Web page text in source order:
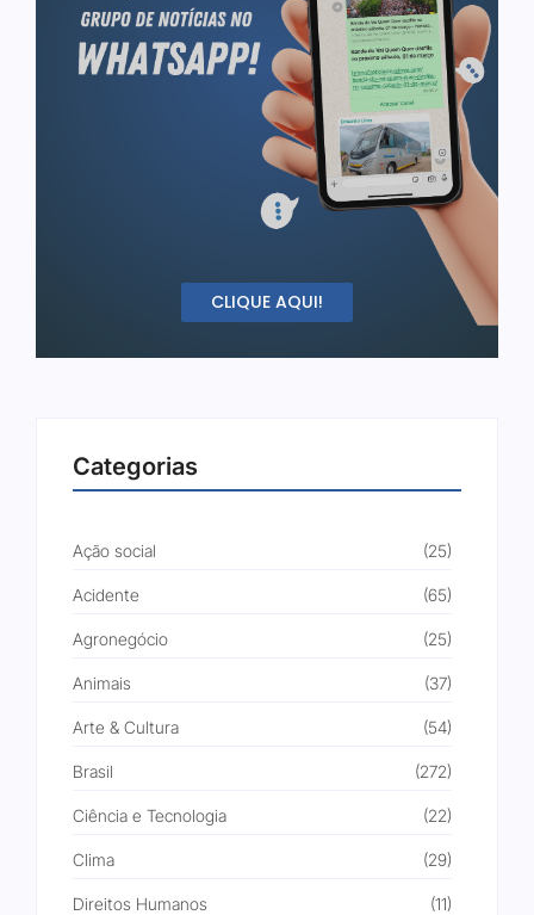
CLIQUE AQUI!
Categorias
Ação social (25)
Acidente (65)
Agronegócio (25)
Animais (37)
Arte & Cultura (54)
Brasil (272)
Ciência e Tecnologia (22)
Clima (29)
Direitos Humanos (11)